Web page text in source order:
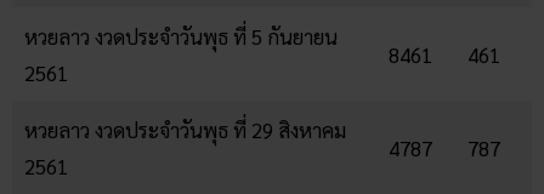
หวยลาว งวดประจำวันพุธ ที่ 5 กันยายน
2561
8461 461
หวยลาว งวดประจำวันพุธ ที่ 29 สิงหาคม
2561
4787 787